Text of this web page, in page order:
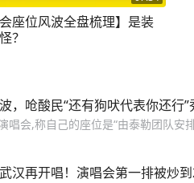
座位风波全盘梳理】是装
？
，呛酸民“还有狗吠代表你还行
唱会,称自己的座位是“由泰勒团队安
汉再开唱！演唱会第一排被炒